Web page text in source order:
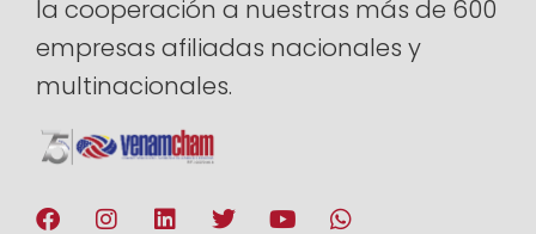
la cooperación a nuestras más de 600
empresas afiliadas nacionales y
multinacionales.